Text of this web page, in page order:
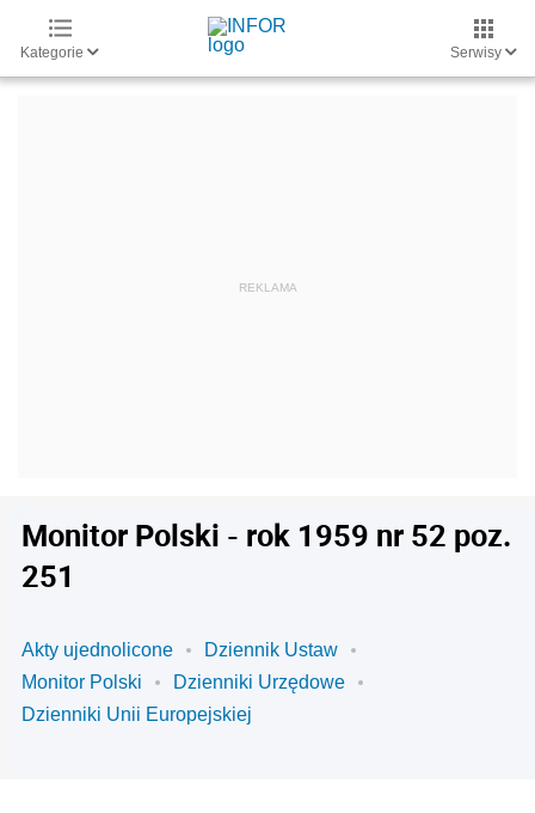
Kategorie Serwisy
Monitor Polski - rok 1959 nr 52 poz.
251
Akty ujednolicone
Dziennik Ustaw
Monitor Polski
Dzienniki Urzędowe
Dzienniki Unii Europejskiej